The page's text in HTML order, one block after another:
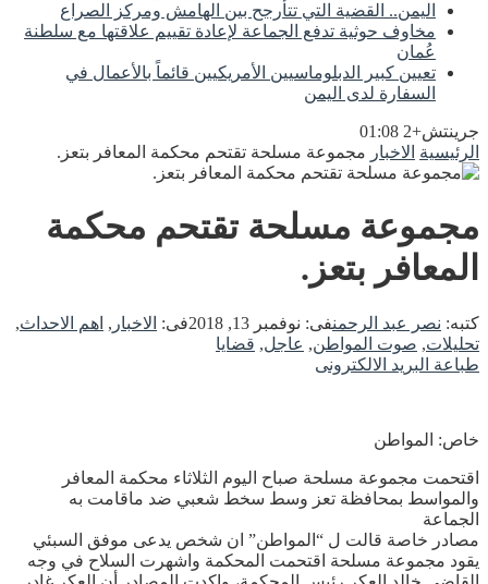
اليمن.. القضية التي تتأرجح بين الهامش ومركز الصراع
مخاوف حوثية تدفع الجماعة لإعادة تقييم علاقتها مع سلطنة
عُمان
تعيين كبير الدبلوماسيين الأمريكيين قائماً بالأعمال في
السفارة لدى اليمن
جرينتش+2 01:08
الرئيسية الاخبار مجموعة مسلحة تقتحم محكمة المعافر بتعز.
مجموعة مسلحة تقتحم محكمة
المعافر بتعز.
كتبه: نصر عبد الرحمنفى: نوفمبر 13, 2018 فى: الاخبار , اهم الاحداث,
تحليلات, صوت المواطن, عاجل, قضايا
طباعة البريد الالكترونى
خاص: المواطن
اقتحمت مجموعة مسلحة صباح اليوم الثلاثاء محكمة المعافر
والمواسط بمحافظة تعز وسط سخط شعبي ضد ماقامت به
الجماعة
مصادر خاصة قالت ل “المواطن” ان شخص يدعى موفق السبئي
يقود مجموعة مسلحة اقتحمت المحكمة واشهرت السلاح في وجه